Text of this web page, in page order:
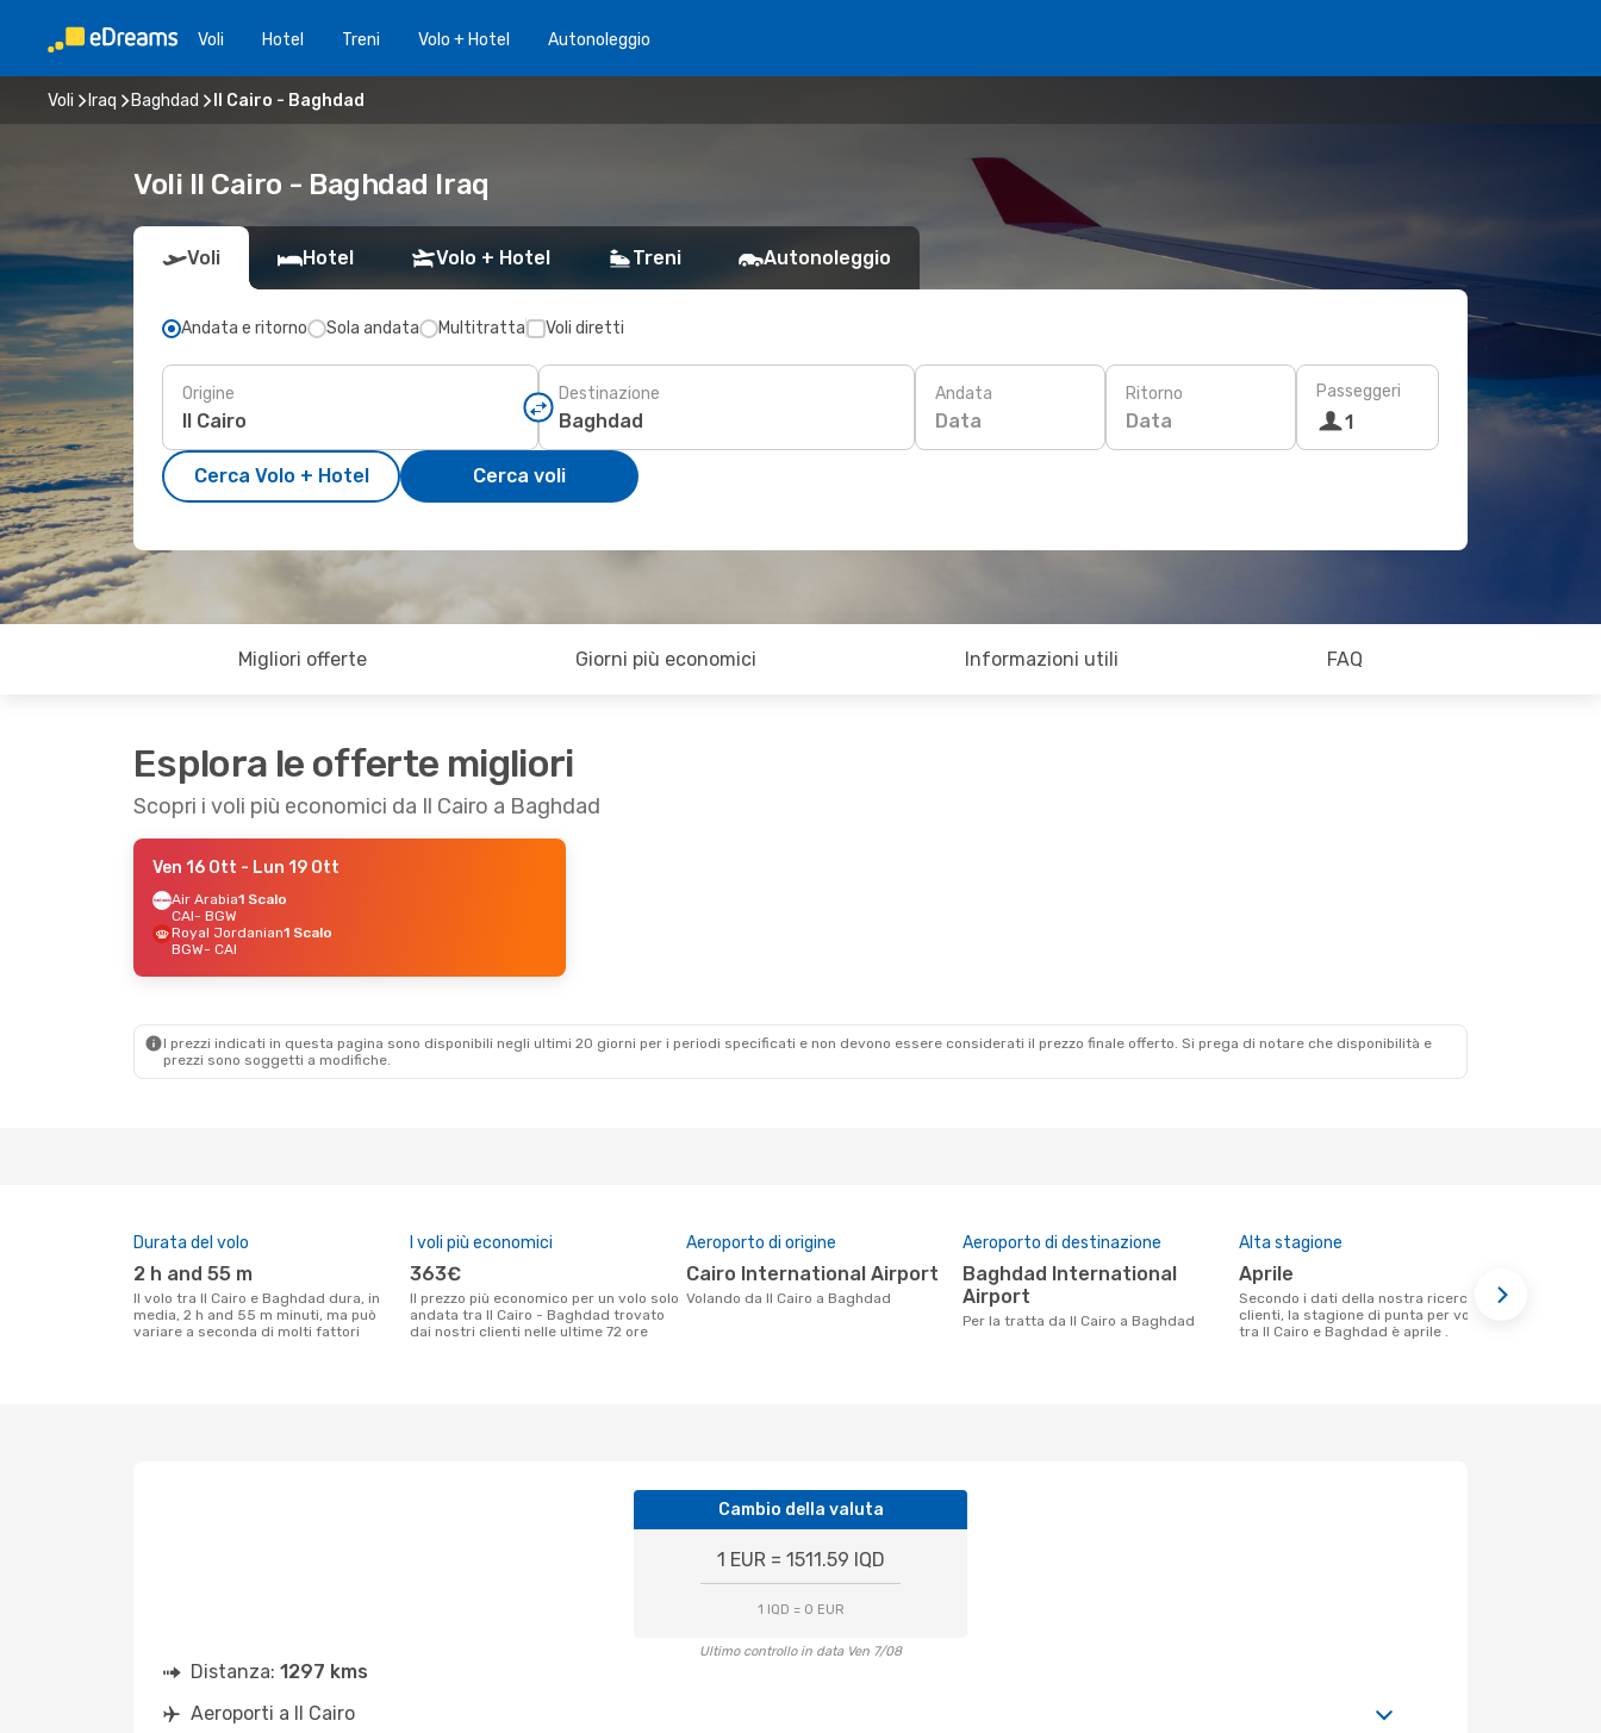
Voli Hotel Treni Volo + Hotel Autonoleggio
Voli Iraq Baghdad Il Cairo - Baghdad
Voli Il Cairo - Baghdad Iraq
Voli Hotel Volo + Hotel Treni Autonoleggio
Andata e ritorno Sola andata Multitratta Voli diretti
Origine Destinazione Andata
Data
Ritorno
Data
Passeggeri
1
Cerca Volo + Hotel Cerca voli
Migliori offerte Giorni più economici Informazioni utili FAQ
Esplora le offerte migliori
Scopri i voli più economici da Il Cairo a Baghdad
Ven 16 Ott - Lun 19 Ott
Air Arabia1 Scalo
CAI- BGW
Royal Jordanian1 Scalo
BGW- CAI
I prezzi indicati in questa pagina sono disponibili negli ultimi 20 giorni per i periodi specificati e non devono essere considerati il ​​prezzo finale offerto. Si prega di notare che disponibilità e
prezzi sono soggetti a modifiche.
Durata del volo
2 h and 55 m
Il volo tra Il Cairo e Baghdad dura, in
media, 2 h and 55 m minuti, ma può
variare a seconda di molti fattori
I voli più economici
363€
Il prezzo più economico per un volo solo
andata tra Il Cairo - Baghdad trovato
dai nostri clienti nelle ultime 72 ore
Aeroporto di origine
Cairo International Airport
Volando da Il Cairo a Baghdad
Aeroporto di destinazione
Baghdad International
Airport
Per la tratta da Il Cairo a Baghdad
Alta stagione
aprile
Secondo i dati della nostra ricerca
clienti, la stagione di punta per volare
tra Il Cairo e Baghdad è aprile .
Cambio della valuta
1 EUR = 1511.59 IQD
1 IQD = 0 EUR
Ultimo controllo in data Ven 7/08
Distanza: 1297 kms
Aeroporti a Il Cairo